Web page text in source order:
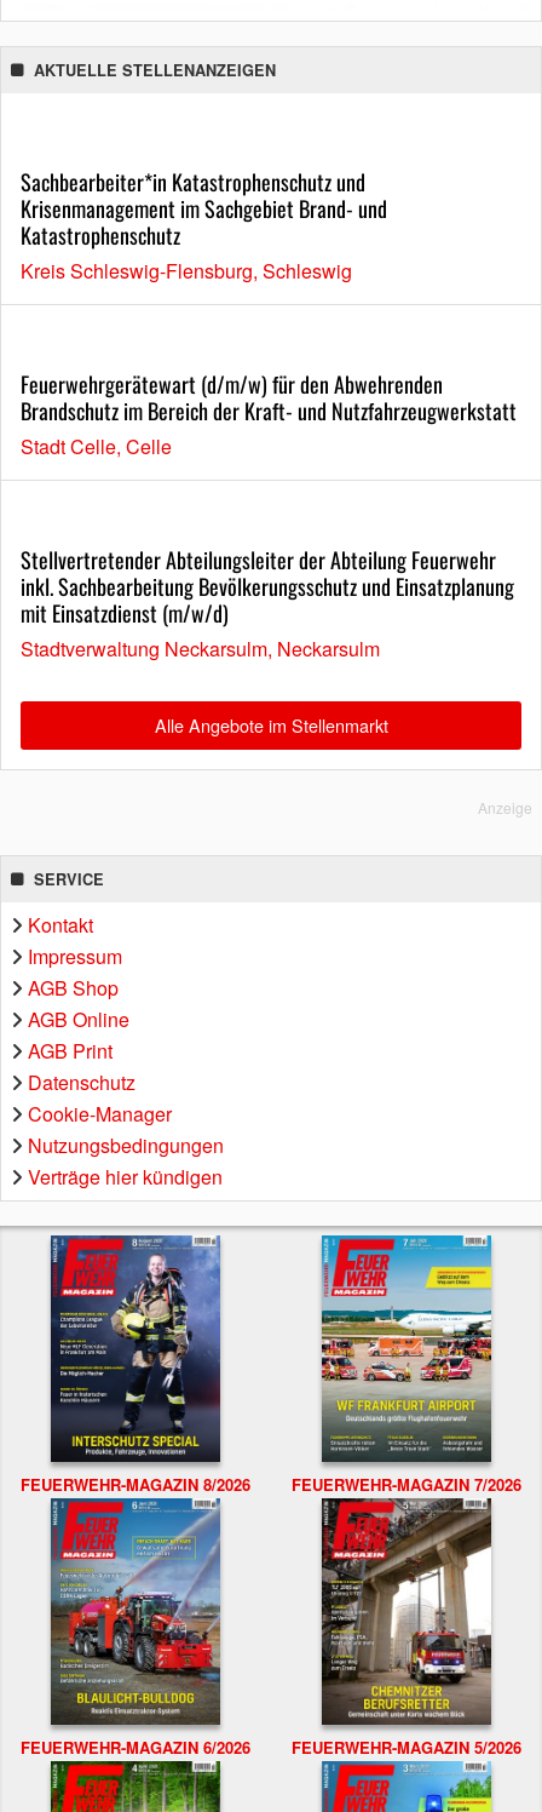
AKTUELLE STELLENANZEIGEN
Sachbearbeiter*in Katastrophenschutz und
Krisenmanagement im Sachgebiet Brand- und
Katastrophenschutz
Kreis Schleswig-Flensburg, Schleswig
Feuerwehrgerätewart (d/m/w) für den Abwehrenden
Brandschutz im Bereich der Kraft- und Nutzfahrzeugwerkstatt
Stadt Celle, Celle
Stellvertretender Abteilungsleiter der Abteilung Feuerwehr
inkl. Sachbearbeitung Bevölkerungsschutz und Einsatzplanung
mit Einsatzdienst (m/w/d)
Stadtverwaltung Neckarsulm, Neckarsulm
Alle Angebote im Stellenmarkt
Anzeige
SERVICE
Kontakt
Impressum
AGB Shop
AGB Online
AGB Print
Datenschutz
Cookie-Manager
Nutzungsbedingungen
Verträge hier kündigen
FEUERWEHR-MAGAZIN 8/2026 FEUERWEHR-MAGAZIN 7/2026
FEUERWEHR-MAGAZIN 6/2026 FEUERWEHR-MAGAZIN 5/2026